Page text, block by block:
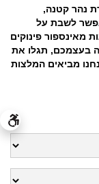
נהר קטנה,
לשבת על
מאינספור פינוקים
בעצמכם, תגלו את
מביאים המלצות